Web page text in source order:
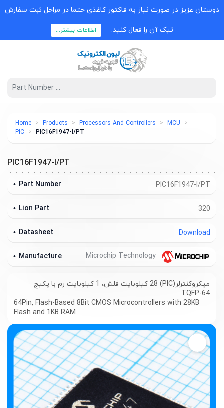
دوستان عزیز در صورت نیاز به فاکتور کاغذی حتما در مراحل ثبت سفارش
تیک آن را فعال کنید. اطلاعات بیشتر...
Home Products Processors And Controllers
MCU
PIC
PIC16F1947-I/PT
PIC16F1947-I/PT
PIC16F1947-I/PT
Part Number
320
Lion Part
Download
Datasheet
Manufacture
میکروکنترلر(PIC) 28 کیلوبایت فلش، 1 کیلوبایت رم با پکیج
TQFP-64
64Pin, Flash-Based 8Bit CMOS Microcontrollers with 28KB
Flash and 1KB RAM